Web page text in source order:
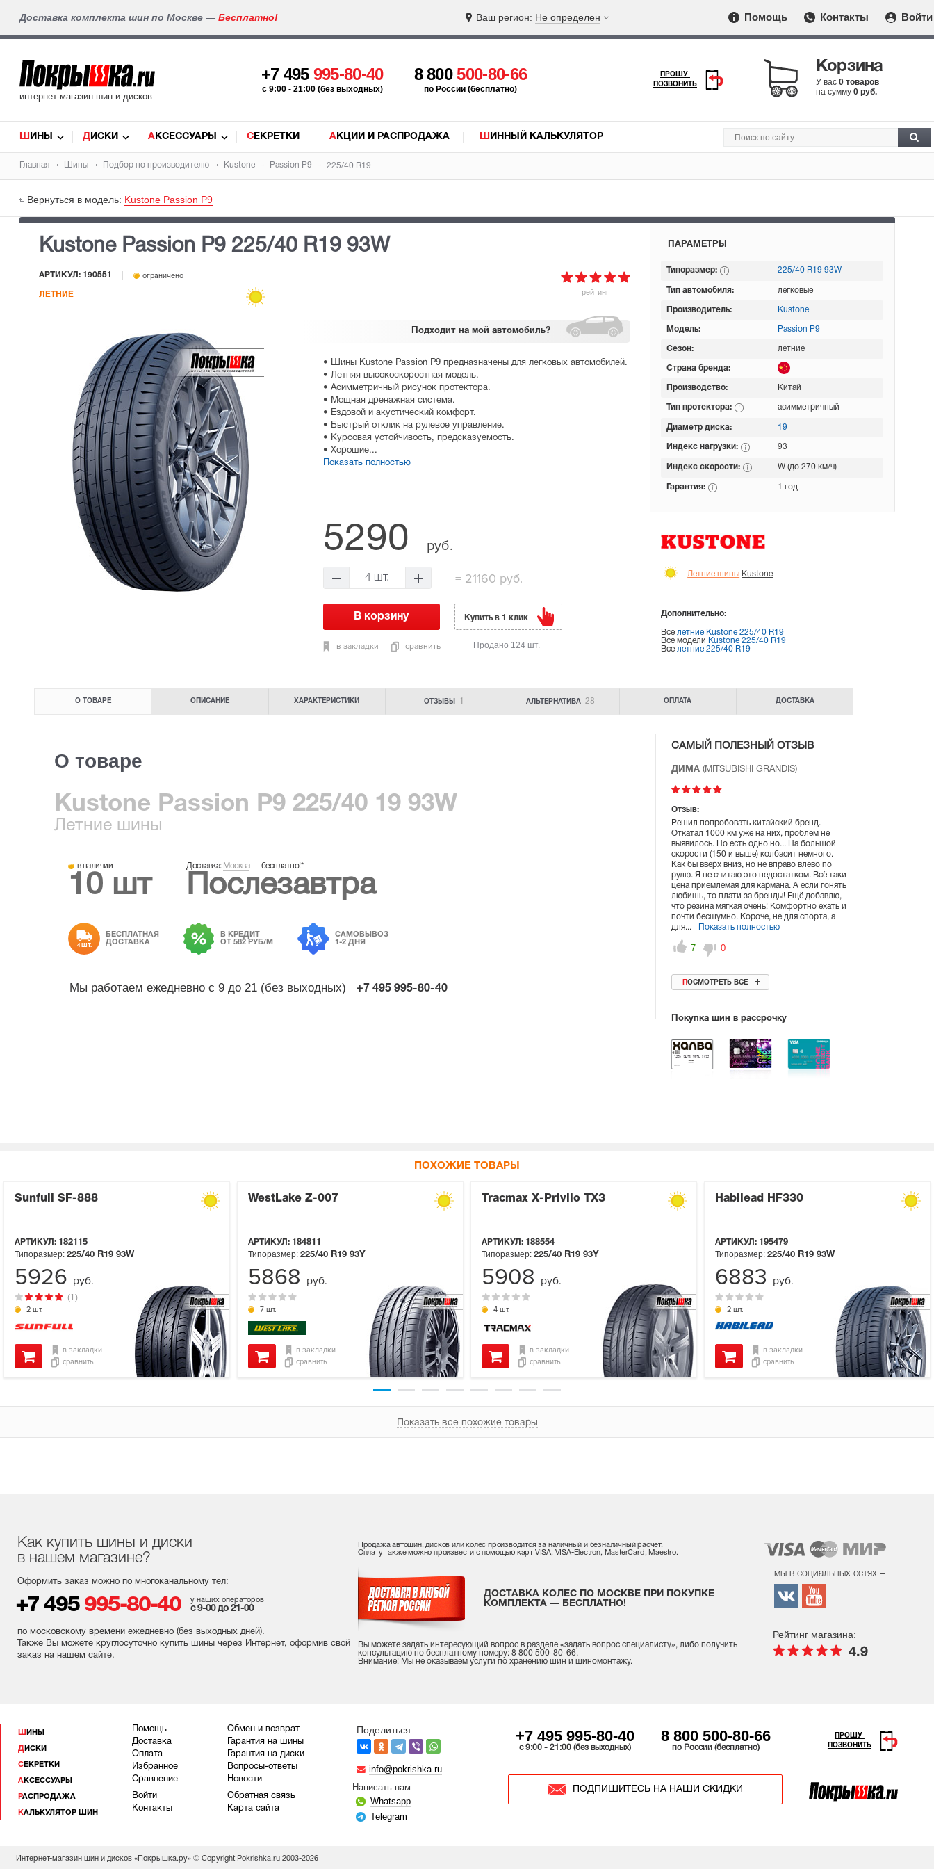
Доставка комплекта шин по Москве — Бесплатно! Ваш регион: Не определен Помощь Контакты Войти
интернет-магазин шин и дисков
+7 495 995-80-40
c 9:00 - 21:00 (без выходных)
8 800500-80-66
по России (бесплатно)
ПРОШУ
ПОЗВОНИТЬ
Корзина
У вас 0 товаров
на сумму 0 руб.
ШИНЫ ДИСКИ АКСЕССУАРЫ СЕКРЕТКИ АКЦИИ И РАСПРОДАЖА ШИННЫЙ КАЛЬКУЛЯТОР
Главная Шины Подбор по производителю Kustone Passion P9 225/40 R19
Вернуться в модель: Kustone Passion P9
Kustone Passion P9 225/40 R19 93W
рейтинг
АРТИКУЛ: 190551 ограничено
ЛЕТНИЕ
Подходит на мой автомобиль?
• Шины Kustone Passion P9 предназначены для легковых автомобилей.
• Летняя высокоскоростная модель.
• Асимметричный рисунок протектора.
• Мощная дренажная система.
• Ездовой и акустический комфорт.
• Быстрый отклик на рулевое управление.
• Курсовая устойчивость, предсказуемость.
• Хорошие...
Показать полностью
5290 руб.
4 шт. =21160 руб.
в закладки сравнить
Купить в 1 клик
Продано 124 шт.
ПАРАМЕТРЫ
Типоразмер: 225/40 R19 93W
Тип автомобиля: легковые
Производитель: Kustone
Модель: Passion P9
Сезон: летние
Страна бренда:
Производство: Китай
Тип протектора: асимметричный
Диаметр диска: 19
Индекс нагрузки: 93
Индекс скорости: W (до 270 км/ч)
Гарантия: 1 год
Летние шины Kustone
Дополнительно:
Все летние Kustone 225/40 R19
Все модели Kustone 225/40 R19
Все летние 225/40 R19
О ТОВАРЕ ОПИСАНИЕ ХАРАКТЕРИСТИКИ ОТЗЫВЫ 1 АЛЬТЕРНАТИВА 28 ОПЛАТА ДОСТАВКА
О товаре
Kustone Passion P9 225/40 19 93W
Летние шины
в наличии
10 шт
Доставка: Москва—бесплатно!*
Послезавтра
4 ШТ.
БЕСПЛАТНАЯ
ДОСТАВКА
В КРЕДИТ
ОТ 582 РУБ/М
САМОВЫВОЗ
1-2 ДНЯ
Мы работаем ежедневно с 9 до 21 (без выходных) +7 495 995-80-40
САМЫЙ ПОЛЕЗНЫЙ ОТЗЫВ
ДИМА (MITSUBISHI GRANDIS)
Отзыв:
Решил попробовать китайский бренд.
Откатал 1000 км уже на них, проблем не
выявилось. Но есть одно но... На большой
скорости (150 и выше) колбасит немного.
Как бы вверх вниз, но не вправо влево по
рулю. Я не считаю это недостатком. Всё таки
цена приемлемая для кармана. А если гонять
любишь, то плати за бренды! Ещё добавлю,
что резина мягкая очень! Комфортно ехать и
почти бесшумно. Короче, не для спорта, а
для...
Показать полностью
7 0
ПОСМОТРЕТЬ ВСЕ
Покупка шин в рассрочку
ПОХОЖИЕ ТОВАРЫ
Sunfull SF-888
АРТИКУЛ: 182115
2 шт.
(1)
Типоразмер: 225/40 R19 93W
в закладки
сравнить
5926 руб.
WestLake Z-007
АРТИКУЛ: 184811
7 шт.
Типоразмер: 225/40 R19 93Y
в закладки
сравнить
5868 руб.
Tracmax X-Privilo TX3
АРТИКУЛ: 188554
4 шт.
Типоразмер: 225/40 R19 93Y
в закладки
сравнить
5908 руб.
Habilead HF330
АРТИКУЛ: 195479
2 шт.
Типоразмер: 225/40 R19 93W
в закладки
сравнить
6883 руб.
Показать все похожие товары
Как купить шины и диски
в нашем магазине?
Оформить заказ можно по многоканальному тел:
+7 495 995-80-40 у наших операторов
с 9-00 до 21-00
по московскому времени ежедневно (без выходных дней).
Также Вы можете круглосуточно купить шины через Интернет, оформив свой
заказ на нашем сайте.
Продажа автошин, дисков или колес производится за наличный и безналичный расчет.
Оплату также можно произвести с помощью карт VISA, VISA-Electron, MasterCard, Maestro.
ДОСТАВКА КОЛЕС ПО МОСКВЕ ПРИ ПОКУПКЕ
КОМПЛЕКТА — БЕСПЛАТНО!
Вы можете задать интересующий вопрос в разделе «задать вопрос специалисту», либо получить
консультацию по бесплатному номеру: 8 800 500-80-66.
Внимание! Мы не оказываем услуги по хранению шин и шиномонтажу.
мы в социальных сетях –
Рейтинг магазина:
4.9
ШИНЫ
ДИСКИ
СЕКРЕТКИ
АКСЕССУАРЫ
РАСПРОДАЖА
КАЛЬКУЛЯТОР ШИН
Помощь
Доставка
Оплата
Избранное
Сравнение
Войти
Контакты
Обмен и возврат
Гарантия на шины
Гарантия на диски
Вопросы-ответы
Новости
Обратная связь
Карта сайта
Поделиться:
info@pokrishka.ru
Написать нам:
Whatsapp
Telegram
+7 495 995-80-40
c 9:00 - 21:00 (без выходных)
8 800 500-80-66
по России (бесплатно)
ПОДПИШИТЕСЬ НА НАШИ СКИДКИ
ПРОШУ
ПОЗВОНИТЬ
Интернет-магазин шин и дисков «Покрышка.ру» © Copyright Pokrishka.ru 2003-2026